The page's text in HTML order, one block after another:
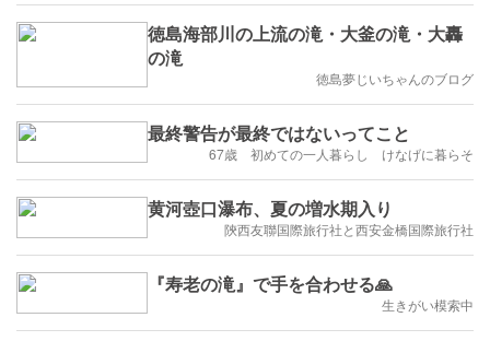
徳島海部川の上流の滝・大釜の滝・大轟
の滝
徳島夢じいちゃんのブログ
最終警告が最終ではないってこと
67歳 初めての一人暮らし けなげに暮らそ
黄河壺口瀑布、夏の増水期入り
陝西友聯国際旅行社と西安金橋国際旅行社
『寿老の滝』で手を合わせる🙏
生きがい模索中